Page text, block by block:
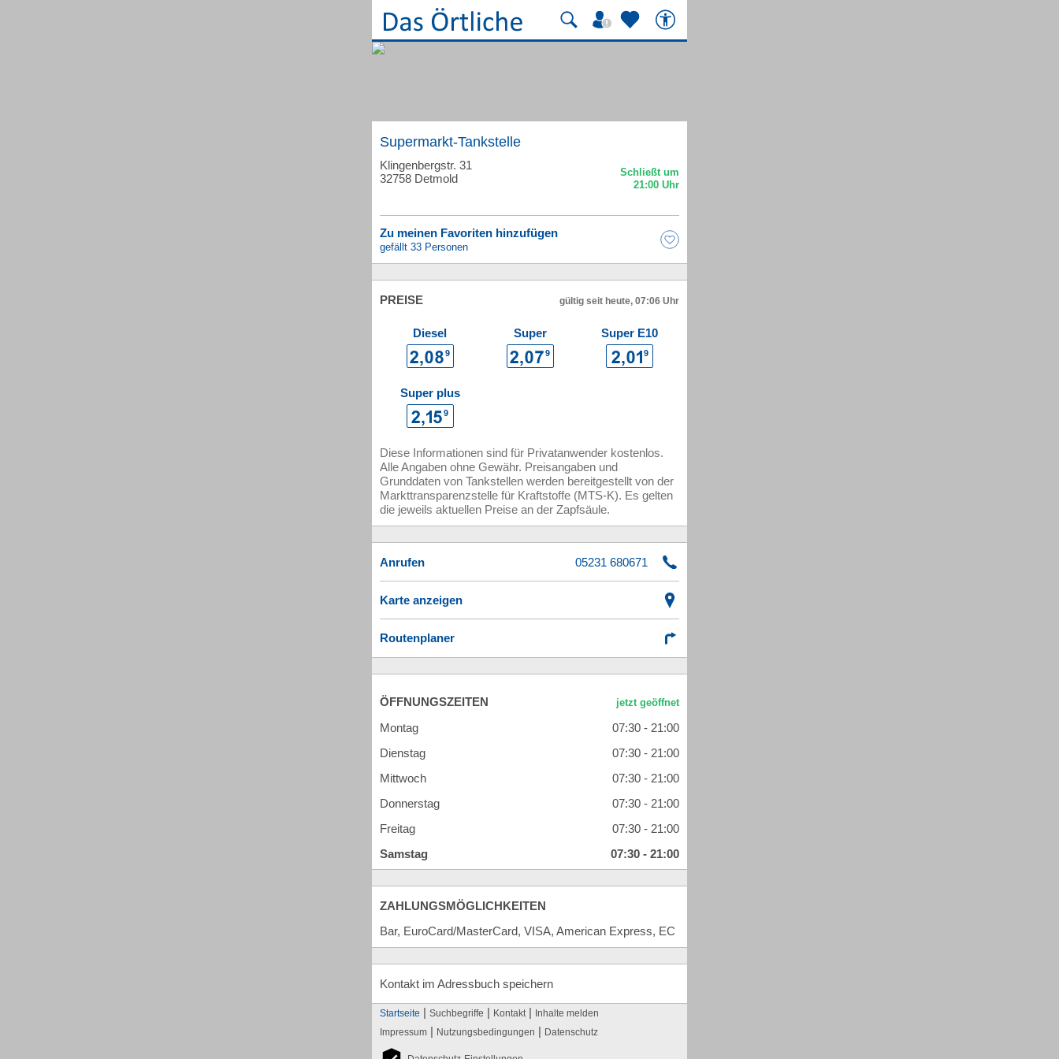
Supermarkt-Tankstelle
Klingenbergstr. 31
32758 Detmold
Zu meinen Favoriten hinzufügen
gefällt 33 Personen
PREISE gültig seit heute, 07:06 Uhr
Diesel Super Super E10
Super plus
Diese Informationen sind für Privatanwender kostenlos.
Alle Angaben ohne Gewähr. Preisangaben und
Grunddaten von Tankstellen werden bereitgestellt von der
Markttransparenzstelle für Kraftstoffe (MTS-K). Es gelten
die jeweils aktuellen Preise an der Zapfsäule.
Anrufen
Karte anzeigen
Routenplaner
ÖFFNUNGSZEITEN
Montag
07:30 - 21:00
Dienstag
07:30 - 21:00
Mittwoch
07:30 - 21:00
Donnerstag
07:30 - 21:00
Freitag
07:30 - 21:00
Samstag
07:30 - 21:00
ZAHLUNGSMÖGLICHKEITEN
Bar, EuroCard/MasterCard, VISA, American Express, EC
Kontakt im Adressbuch speichern
Startseite | Suchbegriffe | Kontakt | Inhalte melden
Impressum | Nutzungsbedingungen | Datenschutz